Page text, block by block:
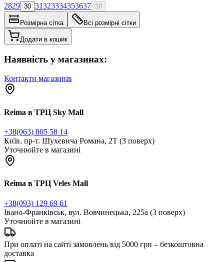
2829 30 31323334353637 38
Розмірна сітка Всі розмірні сітки
Додати в кошик
Наявність у магазинах:
Контакти магазинів
Reima в ТРЦ Sky Mall
+38(063) 805 58 14
Київ, пр-т. Шухевича Романа, 2Т (3 поверх)
Уточнюйте в магазині
Reima в ТРЦ Veles Mall
+38(093) 129 69 61
Івано-Франківськ, вул. Вовчинецька, 225а (3 поверх)
Уточнюйте в магазині
При оплаті на сайті замовлень від 5000 грн – безкоштовна
доставка